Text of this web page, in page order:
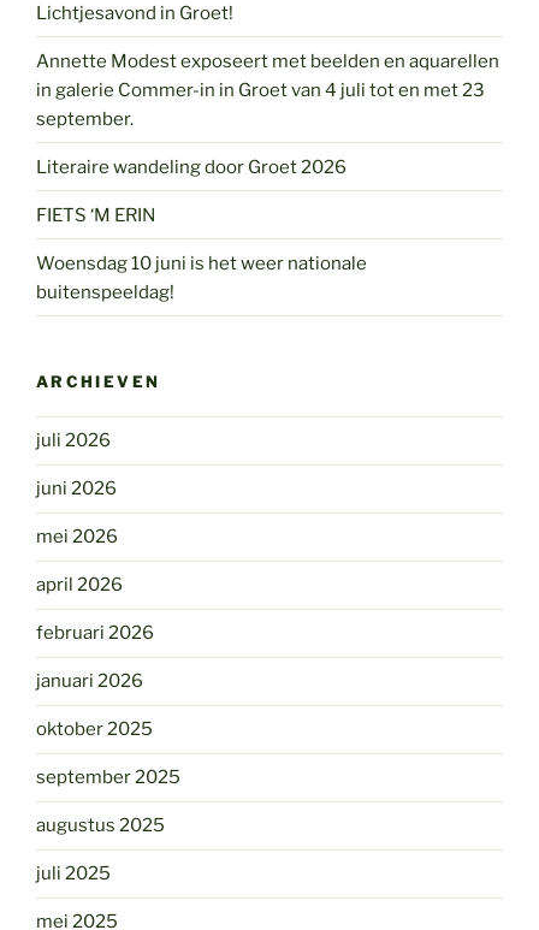
Lichtjesavond in Groet!
Annette Modest exposeert met beelden en aquarellen
in galerie Commer-in in Groet van 4 juli tot en met 23
september.
Literaire wandeling door Groet 2026
FIETS ‘M ERIN
Woensdag 10 juni is het weer nationale
buitenspeeldag!
ARCHIEVEN
juli 2026
juni 2026
mei 2026
april 2026
februari 2026
januari 2026
oktober 2025
september 2025
augustus 2025
juli 2025
mei 2025